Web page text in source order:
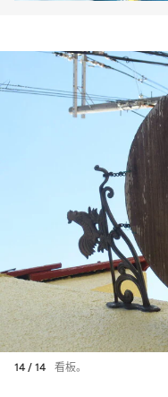
14 / 14 看板。